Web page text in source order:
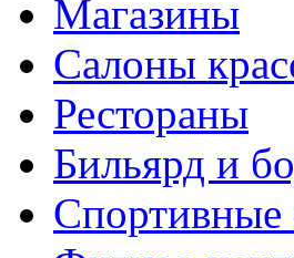
Магазины
Салоны
Рестораны
Бильярд и
Спортивные